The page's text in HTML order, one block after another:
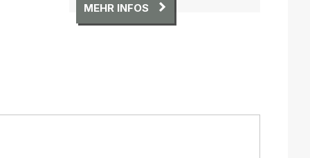
MEHR INFOS